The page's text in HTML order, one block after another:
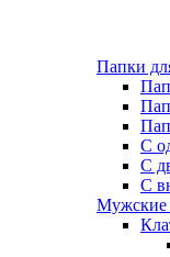
Папки
С
С
С
Мужские